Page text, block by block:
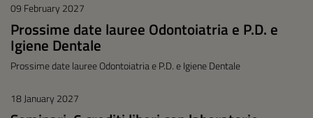
09 February 2027
Prossime date lauree Odontoiatria e P.D. e
Igiene Dentale
Prossime date lauree Odontoiatria e P.D. e Igiene Dentale
18 January 2027